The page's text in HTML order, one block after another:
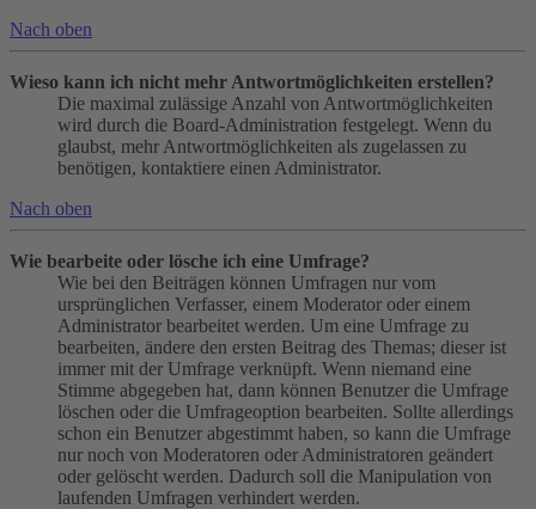
Nach oben
Wieso kann ich nicht mehr Antwortmöglichkeiten erstellen?
Die maximal zulässige Anzahl von Antwortmöglichkeiten
wird durch die Board-Administration festgelegt. Wenn du
glaubst, mehr Antwortmöglichkeiten als zugelassen zu
benötigen, kontaktiere einen Administrator.
Nach oben
Wie bearbeite oder lösche ich eine Umfrage?
Wie bei den Beiträgen können Umfragen nur vom
ursprünglichen Verfasser, einem Moderator oder einem
Administrator bearbeitet werden. Um eine Umfrage zu
bearbeiten, ändere den ersten Beitrag des Themas; dieser ist
immer mit der Umfrage verknüpft. Wenn niemand eine
Stimme abgegeben hat, dann können Benutzer die Umfrage
löschen oder die Umfrageoption bearbeiten. Sollte allerdings
schon ein Benutzer abgestimmt haben, so kann die Umfrage
nur noch von Moderatoren oder Administratoren geändert
oder gelöscht werden. Dadurch soll die Manipulation von
laufenden Umfragen verhindert werden.